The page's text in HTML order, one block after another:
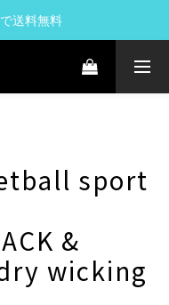
送料無料
sport
&
wicking